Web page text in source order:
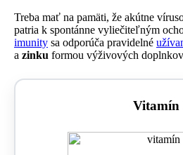
Treba mať na pamäti, že akútne
patria k spontánne vyliečiteľným
imunity sa odporúča pravidelné
a zinku formou výživových
Vitamín